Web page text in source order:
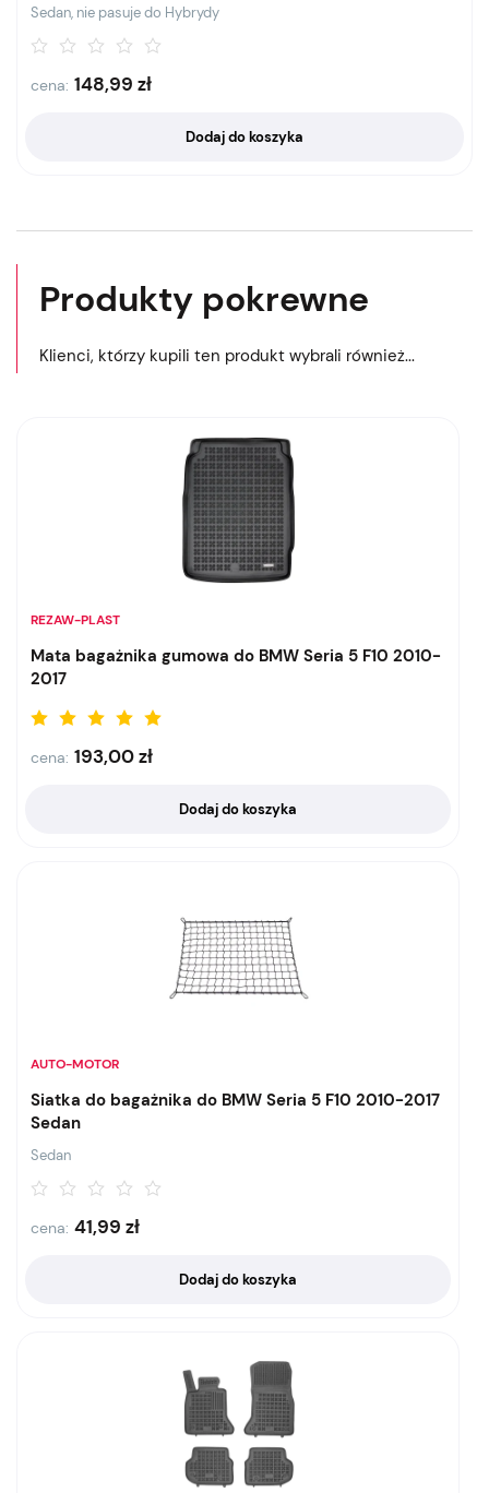
Sedan, nie pasuje do Hybrydy
cena: 148,99 zł
Dodaj do koszyka
Produkty pokrewne
Klienci, którzy kupili ten produkt wybrali również...
REZAW-PLAST
Mata bagażnika gumowa do BMW Seria 5 F10 2010-
2017
cena: 193,00zł
Dodaj do koszyka
AUTO-MOTOR
Siatka do bagażnika do BMW Seria 5 F10 2010-2017
Sedan
Sedan
cena: 41,99 zł
Dodaj do koszyka